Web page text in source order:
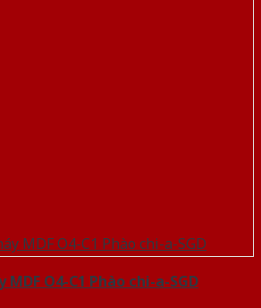
MDF O4-C1 Phào chi-a-SGD